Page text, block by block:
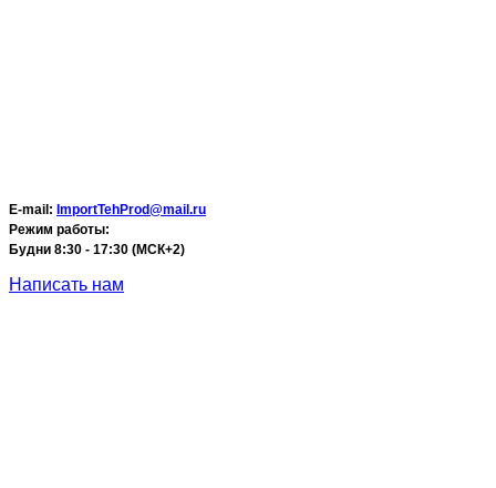
E-mail: ImportTehProd@mail.ru
Режим работы:
Будни 8:30 - 17:30 (МСК+2)
Написать нам